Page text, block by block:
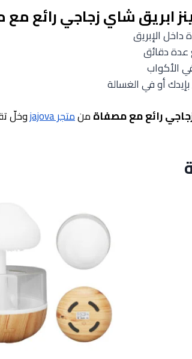
ابريق شاي زجاجي رائع
الإبريق
دقائق
الأكواب
أو في الغسالة
رائع مع مصفاةمنمتجر jajova وخلّ